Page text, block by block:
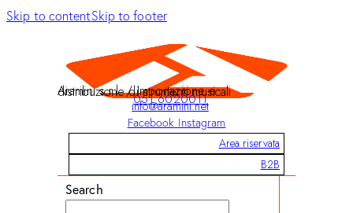
Skip to contentSkip to footer
Aramini s.r.l. / Importazione e distribuzione di strumenti musicali
051 6020011
info@aramini.net
Facebook Instagram
Area riservata
B2B
Search